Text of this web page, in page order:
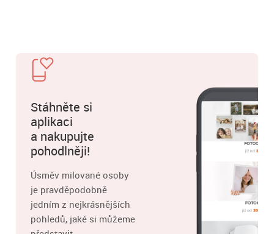
Stáhněte si
aplikaci
a nakupujte
pohodlněji!
Úsměv milované osoby
je pravděpodobně
jedním z nejkrásnějších
pohledů, jaké si můžeme